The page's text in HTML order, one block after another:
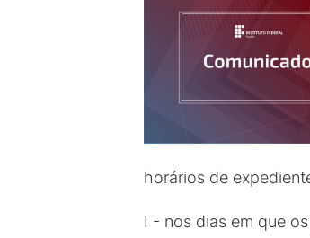
horários de
I - nos dias em que